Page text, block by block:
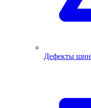
Дефекты шин